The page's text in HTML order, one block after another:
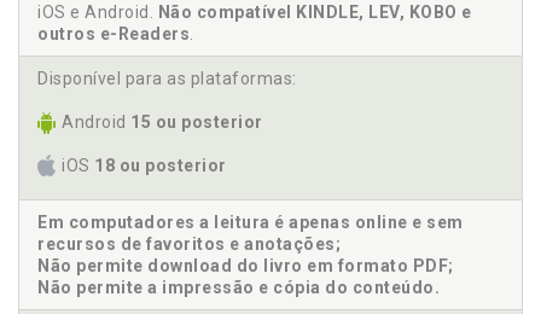
Contabilidade. Protótipo de plano de contas contábil
para condomínios, p. 52
Contribuição da contabilidade para os condomínios,
p. 49
D
Discussão. Resultados e discussões, p. 44
E
iOS e Android. Não compatível KINDLE, LEV, KOBO e
outros e-Readers.
Disponível para as plataformas:
Android 15 ou posterior
iOS 18 ou posterior
Em computadores a leitura é apenas online e sem
recursos de favoritos e anotações;
Não permite download do livro em formato PDF;
Não permite a impressão e cópia do conteúdo.